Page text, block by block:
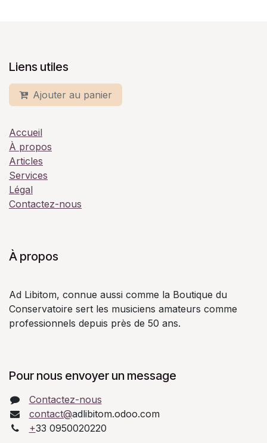
Liens utiles
Ajouter au panier
Accueil
À propos
Articles
Services
Légal
Contactez-nous
À propos
Ad Libitom, connue aussi comme la Boutique du
Conservatoire sert les musiciens amateurs comme
professionnels depuis près de 50 ans.
Pour nous envoyer un message
Contactez-nous
contact@adlibitom.odoo.com
+33 0950020220